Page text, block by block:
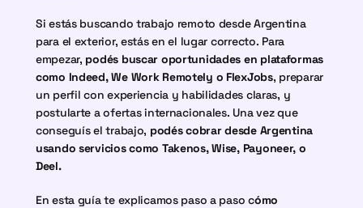
Si estás buscando trabajo remoto desde Argentina
para el exterior, estás en el lugar correcto. Para
empezar, podés buscar oportunidades en plataformas
como Indeed, We Work Remotely o FlexJobs, preparar
un perfil con experiencia y habilidades claras, y
postularte a ofertas internacionales. Una vez que
conseguís el trabajo, podés cobrar desde Argentina
usando servicios como Takenos, Wise, Payoneer, o
Deel.
En esta guía te explicamos paso a paso cómo